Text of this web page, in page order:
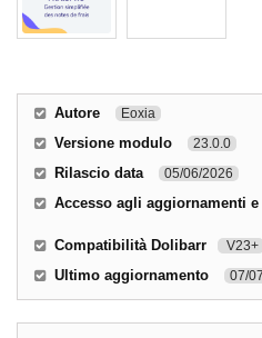
Autore Eoxia
Versione modulo 23.0.0
Rilascio data 05/06/2026
Accesso agli aggiornamenti
Compatibilità Dolibarr V23+
Ultimo aggiornamento 07/